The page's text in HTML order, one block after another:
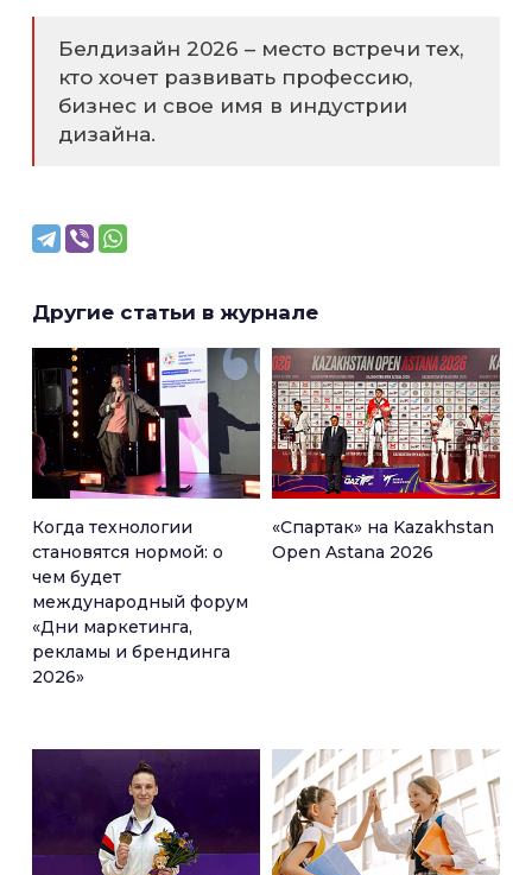
Белдизайн 2026 – место встречи тех,
кто хочет развивать профессию,
бизнес и свое имя в индустрии
дизайна.
Другие статьи в журнале
Когда технологии
становятся нормой: о
чем будет
международный форум
«Дни маркетинга,
рекламы и брендинга
2026»
«Спартак» на Kazakhstan
Open Astana 2026